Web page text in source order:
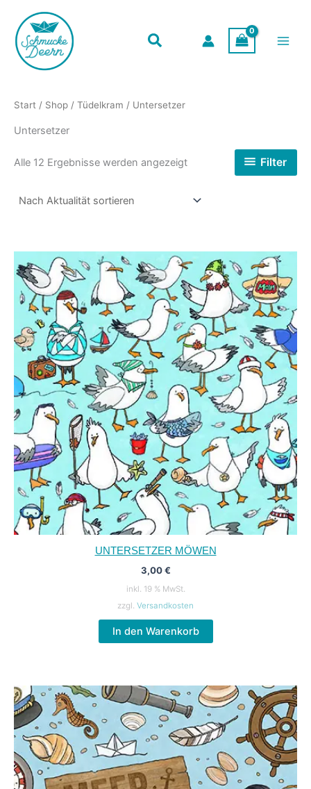
Inhalt
springen
Start / Shop / Tüdelkram / Untersetzer
Untersetzer
Alle 12 Ergebnisse werden angezeigtNach Filter
UNTERSETZER MÖWEN
3,00€
inkl. 19 % MwSt.
zzgl. Versandkosten
In den Warenkorb